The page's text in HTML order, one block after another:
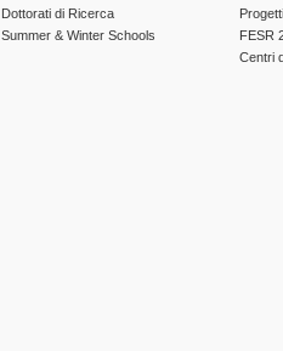
Dottorati di Ricerca
Summer & Winter Schools
FESR
Centri